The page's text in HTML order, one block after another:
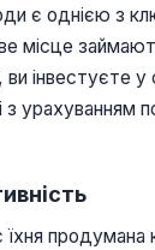
є однією з
місце
інвестуєте
урахуванням